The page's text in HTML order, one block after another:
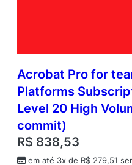
Acrobat Pro for
Platforms
Level 20 High
commit)
R$ 838,53
em até 3x de R$ 279,51